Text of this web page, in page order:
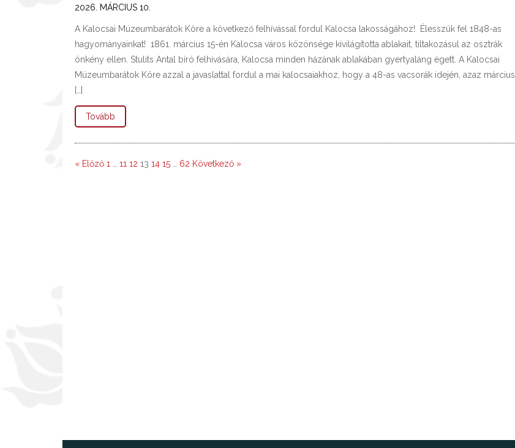
2026. MÁRCIUS 10.
A Kalocsai Múzeumbarátok Köre a következő felhívással fordul Kalocsa lakosságához! Élesszük fel 1848-as
hagyományainkat! 1861. március 15-én Kalocsa város közönsége kivilágította ablakait, tiltakozásul az osztrák
önkény ellen. Stulits Antal bíró felhívására, Kalocsa minden házának ablakában gyertyaláng égett. A Kalocsai
Múzeumbarátok Köre azzal a javaslattal fordul a mai kalocsaiakhoz, hogy a 48-as vacsorák idején, azaz március
[…]
Tovább
« Előző 1 11 12 13 14 15 62 Következő »